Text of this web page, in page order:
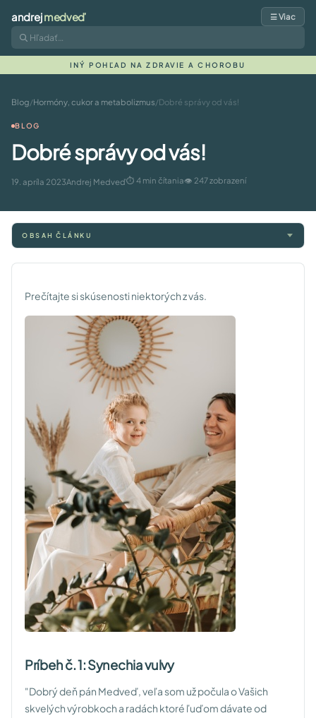
andrejmedveď ☰ Viac
INÝ POHĽAD NA ZDRAVIE A CHOROBU
Blog/Hormóny, cukor a metabolizmus/Dobré správy od vás!
BLOG
Dobré správy od vás!
19. apríla 2023Andrej Medveď⏱ 4 min čítania👁 247 zobrazení
OBSAH ČLÁNKU
Prečítajte si skúsenosti niektorých z vás.
Príbeh č. 1: Synechia vulvy
"Dobrý deň pán Medveď, veľa som už počula o Vašich
skvelých výrobkoch a radách ktoré ľuďom dávate od